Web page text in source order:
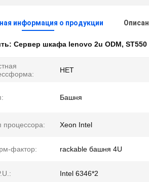
информация о продукции
Сервер шкафа lenovo 2u ODM,
НЕТ
Башня
процессора: Xeon Intel
фактор: rackable башня 4U
Intel 6346*2